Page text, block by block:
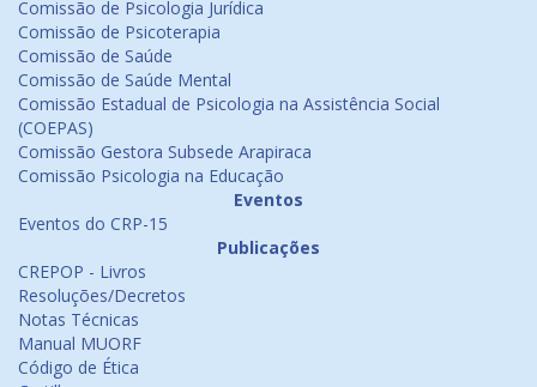
Comissão de Psicologia Jurídica
Comissão de Psicoterapia
Comissão de Saúde
Comissão de Saúde Mental
Comissão Estadual de Psicologia na Assistência Social
(COEPAS)
Comissão Gestora Subsede Arapiraca
Comissão Psicologia na Educação
Eventos
Eventos do CRP-15
Publicações
CREPOP - Livros
Resoluções/Decretos
Notas Técnicas
Manual MUORF
Código de Ética